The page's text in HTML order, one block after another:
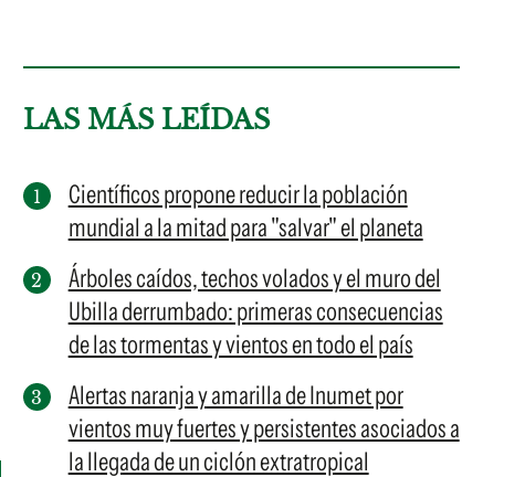
LAS MÁS LEÍDAS
Científicos propone reducir la población
mundial a la mitad para "salvar" el planeta
Árboles caídos, techos volados y el muro del
Ubilla derrumbado: primeras consecuencias
de las tormentas y vientos en todo el país
Alertas naranja y amarilla de Inumet por
vientos muy fuertes y persistentes asociados a
la llegada de un ciclón extratropical